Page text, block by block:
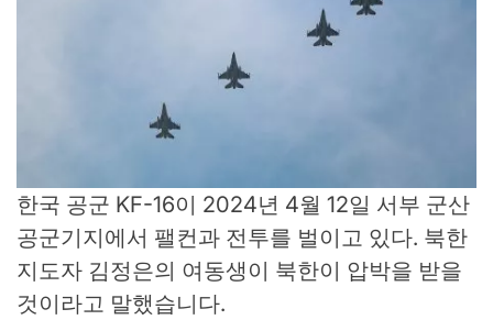
한국 공군 KF-16이 2024년 4월 12일 서부 군산
공군기지에서 팰컨과 전투를 벌이고 있다. 북한
지도자 김정은의 여동생이 북한이 압박을 받을
것이라고 말했습니다.